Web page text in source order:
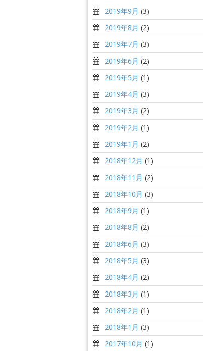
2019年9月 (3)
2019年8月 (2)
2019年7月 (3)
2019年6月 (2)
2019年5月 (1)
2019年4月 (3)
2019年3月 (2)
2019年2月 (1)
2019年1月 (2)
2018年12月 (1)
2018年11月 (2)
2018年10月 (3)
2018年9月 (1)
2018年8月 (2)
2018年6月 (3)
2018年5月 (3)
2018年4月 (2)
2018年3月 (1)
2018年2月 (1)
2018年1月 (3)
2017年10月 (1)